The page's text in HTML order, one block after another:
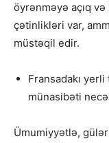
öyrənməyə açıq və
çətinlikləri var,
müstəqil edir.
⁠Fransadakı
münasibəti
Ümumiyyətlə,